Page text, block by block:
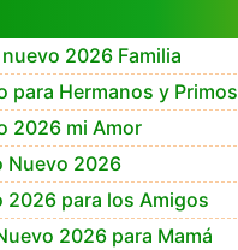
2026 Familia
para Hermanos y Primos
2026 mi Amor
Nuevo 2026
2026 para los Amigos
2026 para Mamá